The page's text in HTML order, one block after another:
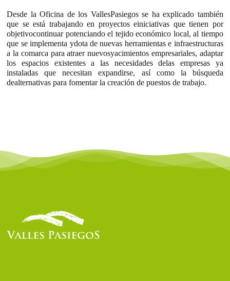
Desde la Oficina de los VallesPasiegos se ha explicado también
que se está trabajando en proyectos einiciativas que tienen por
objetivocontinuar potenciando el tejido económico local, al tiempo
que se implementa ydota de nuevas herramientas e infraestructuras
a la comarca para atraer nuevosyacimientos empresariales, adaptar
los espacios existentes a las necesidades delas empresas ya
instaladas que necesitan expandirse, así como la búsqueda
dealternativas para fomentar la creación de puestos de trabajo.